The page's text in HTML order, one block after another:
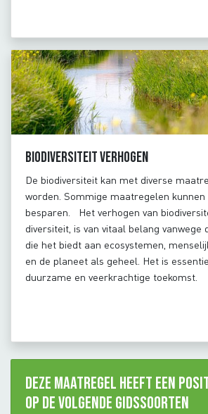
Biodiversiteit verhogen
De biodiversiteit kan met diverse
worden. Sommige maatregelen kunnen
besparen. Het verhogen van
diversiteit, is van vitaal belang vanwege
die het biedt aan ecosystemen,
en de planeet als geheel. Het is
duurzame en veerkrachtige toekomst.
Deze maatregel heeft een
op de volgende gidssoorten